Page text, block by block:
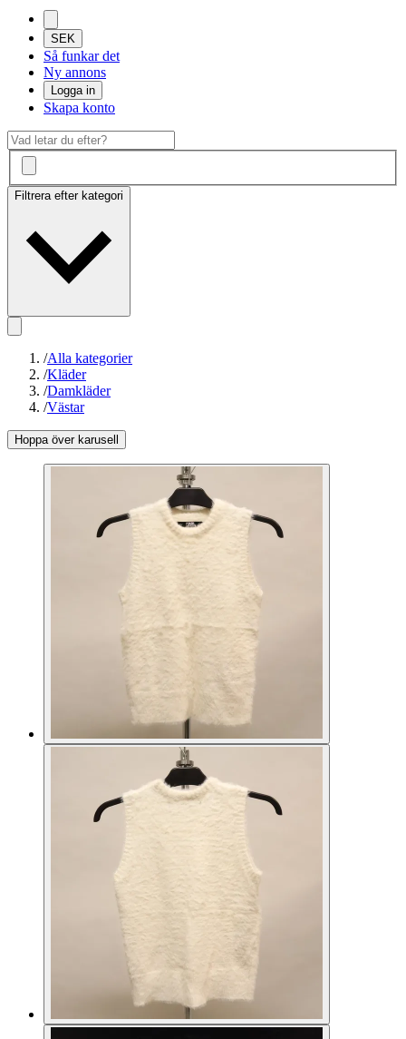
SEK
Så funkar det
Ny annons
Logga in
Skapa konto
Filtrera efter kategori
/Alla kategorier
/Kläder
/Damkläder
/Västar
Hoppa över karusell